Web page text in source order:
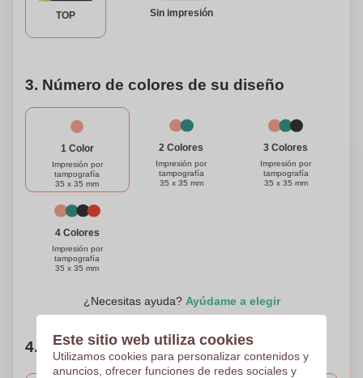
tenga todas sus herramientas esenciales en uno con esta
TOP Sin impresión
3. Número de colores de su diseño
1 Color
Impresión por
tampografía
35 x 35 mm
2 Colores
Impresión por
tampografía
35 x 35 mm
3 Colores
Impresión por
tampografía
35 x 35 mm
4 Colores
Impresión por
tampografía
35 x 35 mm
¿Necesitas ayuda? Ayúdame a elegir
4. Elige tu cantidad
Este sitio web utiliza cookies
Utilizamos cookies para personalizar contenidos y
anuncios, ofrecer funciones de redes sociales y